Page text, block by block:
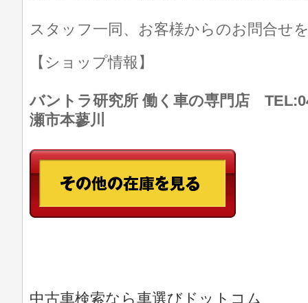
スタッフ一同、お客様からのお問合せ
【ショップ情報】
バントラ研究所 働く車の専門店
瀬市本蓼川
中古車検索なら車選びドットコム